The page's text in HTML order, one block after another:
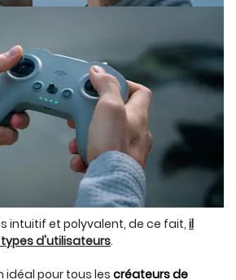
intuitif et polyvalent, de ce fait, il
d'utilisateurs.
idéal pour tous les créateurs de